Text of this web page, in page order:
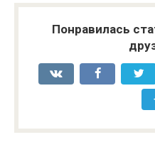
Понравилась